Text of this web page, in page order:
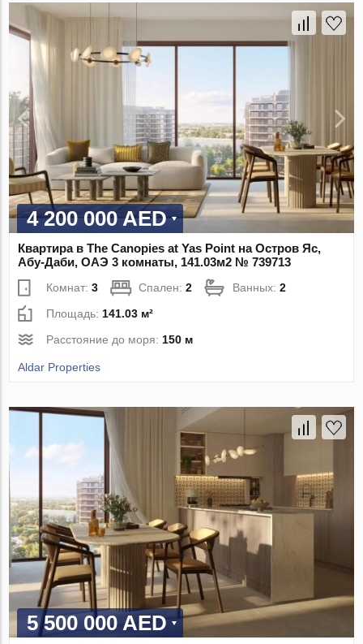
4 200 000 AED
Квартира в The Canopies at Yas Point на Остров Яс,
Абу-Даби, ОАЭ 3 комнаты, 141.03м2 № 739713
Комнат:3 Спален:2 Ванных:2
Площадь: 141.03 м²
Расстояние до моря: 150 м
Aldar Properties
5 500 000 AED